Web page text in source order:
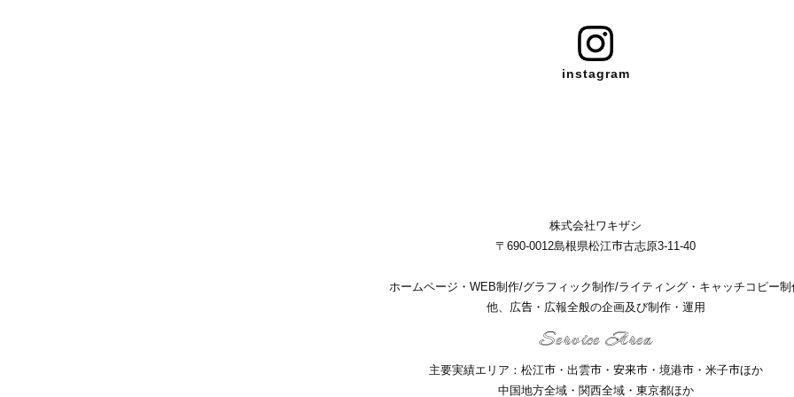
instagram
株式会社ワキザシ
〒690-0012島根県松江市古志原3-11-40
ホームページ・WEB制作/グラフィック制作/ライティング・キャッチコピー制
他、広告・広報全般の企画及び制作・運用
Service Area
主要実績エリア：松江市・出雲市・安来市・境港市・米子市ほか
中国地方全域・関西全域・東京都ほか